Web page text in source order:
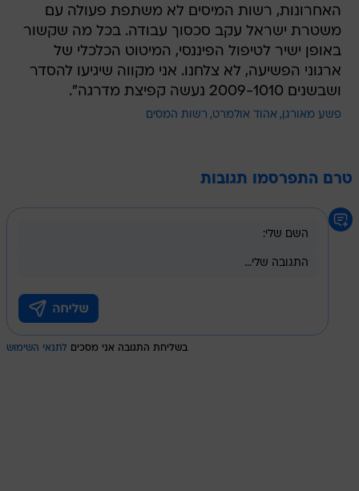
האחרונות, רשות המיסים לא משתפת פעולה עם
משטרת ישראל עקב סכסוך עבודה. בכל מה שקשור
באופן ישיר לטיפול הפיננסי, המיטוט הכלכלי של
ארגוני הפשיעה, לא צלחנו. אני מקווה שיגיעו להסדר
ושבשנים 2009-1010 נעשה קפיצת מדרגה".
פשע מאורגן אהוד אולמרט רשות המסים
טרם התפרסמו תגובות
בשליחת התגובה אני מסכים לתנאי השימוש